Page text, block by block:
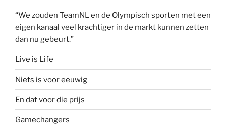
“We zouden TeamNL en de Olympisch sporten met een
eigen kanaal veel krachtiger in de markt kunnen zetten
dan nu gebeurt.”
Live is Life
Niets is voor eeuwig
En dat voor die prijs
Gamechangers